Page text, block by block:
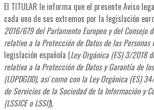
El TITULAR le informa que el presente Aviso
cada uno de sus extremos por la legislación
2016/679 del Parlamento Europeo y del Consejo
relativo a la Protección de Datos de las Personas
legislación española (Ley Orgánica (ES) 3/2018
relativa a la Protección de Datos y Garantía de
(LOPDGDD), así como con la Ley Orgánica (ES)
de Servicios de la Sociedad de la Información y
(LSSICE o LSSI)).